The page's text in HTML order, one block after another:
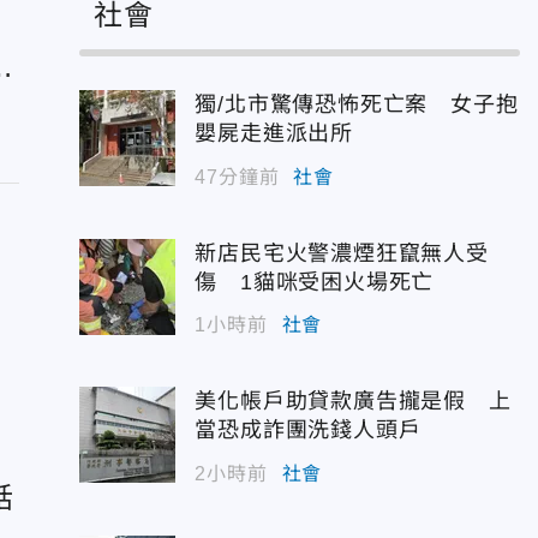
社會
獨/北市驚傳恐怖死亡案 女子抱
嬰屍走進派出所
47分鐘前 社會
新店民宅火警濃煙狂竄無人受
傷 1貓咪受困火場死亡
1小時前 社會
美化帳戶助貸款廣告攏是假 上
當恐成詐團洗錢人頭戶
2小時前 社會